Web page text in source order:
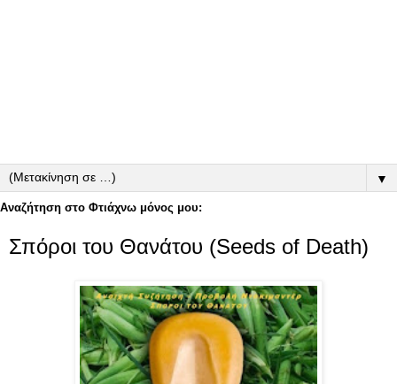
▼
Αναζήτηση στο Φτιάχνω μόνος μου:
Σπόροι του Θανάτου (Seeds of Death)